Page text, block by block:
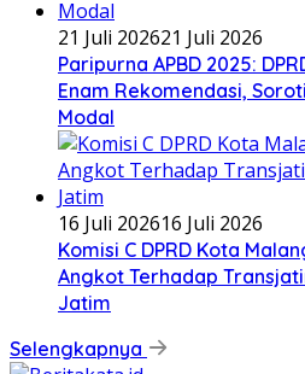
21 Juli 202621 Juli 2026
Paripurna APBD 2025:
Enam Rekomendasi,
Modal
16 Juli 202616 Juli 2026
Komisi C DPRD Kota
Angkot Terhadap
Jatim
Selengkapnya